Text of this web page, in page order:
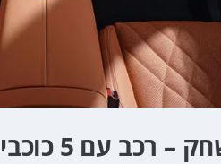
5 כוכבי ריסוק: